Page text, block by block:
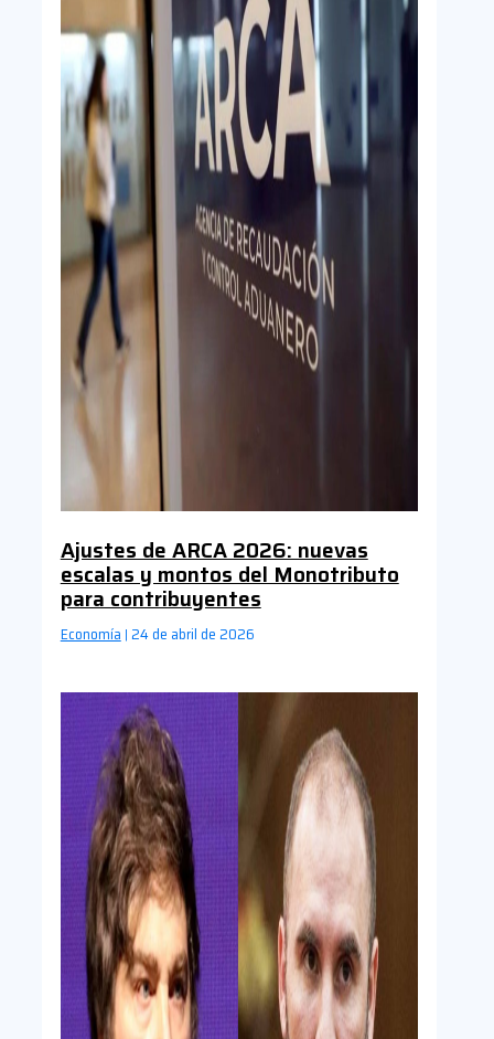
Ajustes de ARCA 2026: nuevas
escalas y montos del Monotributo
para contribuyentes
Economía | 24 de abril de 2026